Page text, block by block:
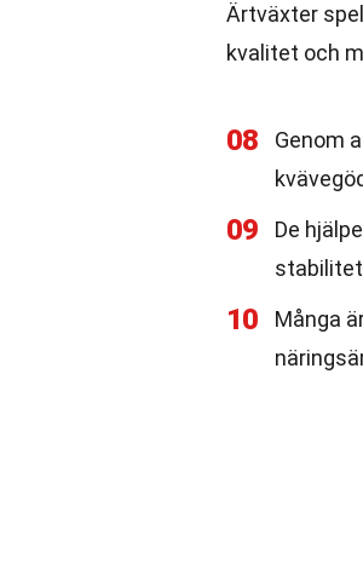
Ärtväxter
kvalitet och
08
Genom
09
De
10
Många